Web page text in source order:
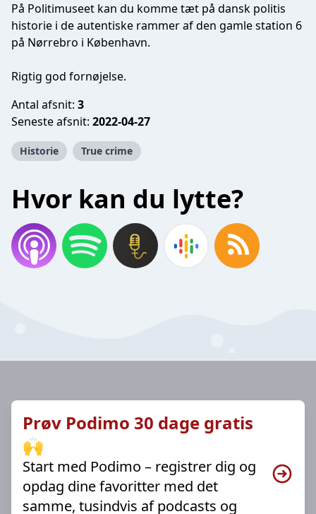
På Politimuseet kan du komme tæt på dansk politis
historie i de autentiske rammer af den gamle station 6
på Nørrebro i København.
Rigtig god fornøjelse.
Antal afsnit: 3
Seneste afsnit: 2022-04-27
Historie True crime
Hvor kan du lytte?
Prøv Podimo 30 dage gratis
🙌
Start med Podimo – registrer dig og
opdag dine favoritter med det
samme, tusindvis af podcasts og